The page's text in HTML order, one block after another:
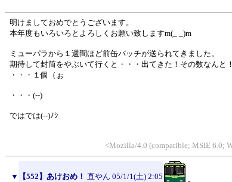
明けましておめでとうございます。
本年度もいろいろとよろしくお願い致しますm(_ _)m
ミューパラから１週間ほど前缶バッチが送られてきました。
期待して封筒をやぶいて行くと・・・出てきた！その数なんと
・・・１個（ぉ
・・・(--)
ではでは(--)ﾉｼ
<Mozilla/4.0 (compatible; MSIE 6.0;
▼ 【552】あけおめ！ 直やん 05/1/1(土) 2:05